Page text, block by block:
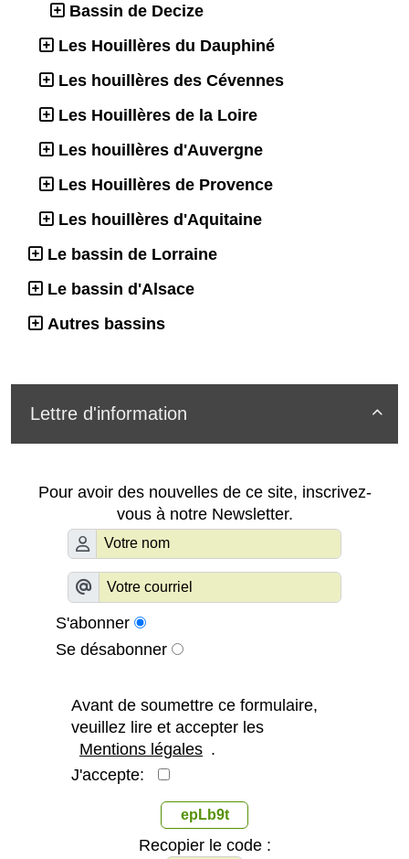
Bassin de Decize
Les Houillères du Dauphiné
Les houillères des Cévennes
Les Houillères de la Loire
Les houillères d'Auvergne
Les Houillères de Provence
Les houillères d'Aquitaine
Le bassin de Lorraine
Le bassin d'Alsace
Autres bassins

Lettre d'information
Pour avoir des nouvelles de ce site, inscrivez-
vous à notre Newsletter.
S'abonner
Se désabonner
Avant de soumettre ce formulaire,
veuillez lire et accepter les
Mentions légales .
J'accepte:
epLb9t
Recopier le code :